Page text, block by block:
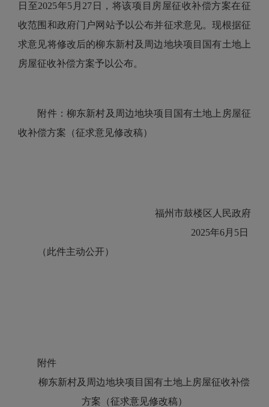
日至2025年5月27日，将该项目房屋征收补偿方案在征
收范围和政府门户网站予以公布并征求意见。现根据征
求意见将修改后的柳东新村及周边地块项目国有土地上
房屋征收补偿方案予以公布。
附件：柳东新村及周边地块项目国有土地上房屋征
收补偿方案（征求意见修改稿）
福州市鼓楼区人民政府
2025年6月5日
（此件主动公开）
附件
柳东新村及周边地块项目国有土地上 房屋征收补偿
方案 （征求意见修改稿）